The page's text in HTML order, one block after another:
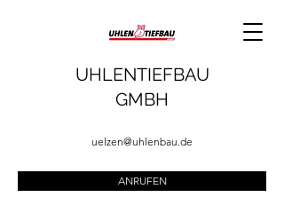
UHLENTIEFBAU
GMBH
uelzen@uhlenbau.de
ANRUFEN